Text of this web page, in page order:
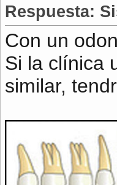
Respuesta:
Con un
Si la clínica
similar,